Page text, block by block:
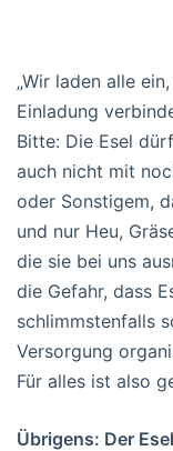
„Wir laden alle
Einladung
Bitte: Die Esel
auch nicht mit
oder Sonstigem,
und nur Heu,
die sie bei uns
die Gefahr, dass
schlimmstenfalls
Versorgung
Für alles ist also
Übrigens: Der